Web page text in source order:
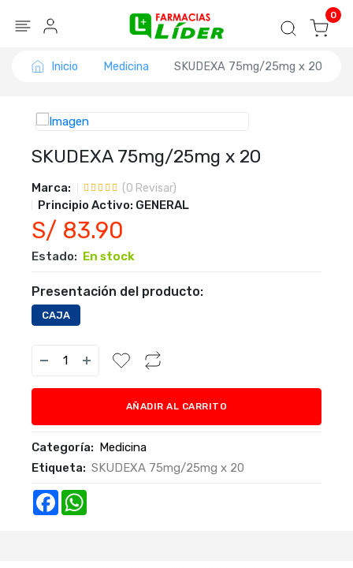
Seguir mi pedido 0
Inicio Medicina SKUDEXA 75mg/25mg x 20
SKUDEXA 75mg/25mg x 20
Marca: (0 Revisar)
Principio Activo: GENERAL
S/ 83.90
Estado: En stock
Presentación del producto:
CAJA
AÑADIR AL CARRITO
Categoría: Medicina
Etiqueta: SKUDEXA 75mg/25mg x 20
Facebook